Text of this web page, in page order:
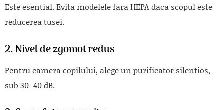
Este esential. Evita modelele fara HEPA daca scopul este
reducerea tusei.
2. Nivel de zgomot redus
Pentru camera copilului, alege un purificator silentios,
sub 30–40 dB.